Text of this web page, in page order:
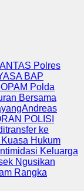
Polres
BAP
Polda
Bersama
Andreas
POLISI
ke
Kuasa Hukum
Keluarga
Ngusikan
Rangka